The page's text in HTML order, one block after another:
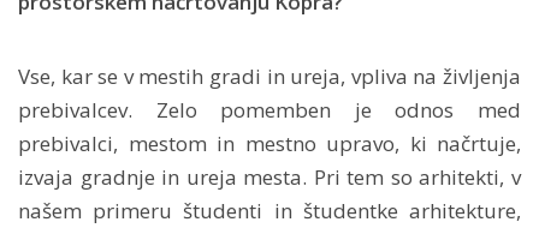
Vse, kar se v mestih gradi in ureja, vpliva na življenja
prebivalcev. Zelo pomemben je odnos med
prebivalci, mestom in mestno upravo, ki načrtuje,
izvaja gradnje in ureja mesta. Pri tem so arhitekti, v
našem primeru študenti in študentke arhitekture,